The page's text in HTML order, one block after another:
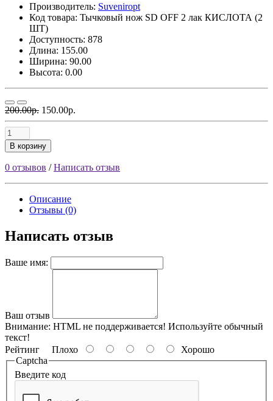
Производитель: Suveniropt
Код товара: Тычковый нож SD OFF 2 лак КИСЛОТА (2
ШТ)
Доступность: 878
Длина: 155.00
Ширина: 90.00
Высота: 0.00
200.00р. 150.00р.
В корзину
0 отзывов /Написать отзыв
Описание
Отзывы (0)
Написать отзыв
Ваше имя:
Ваш отзыв
Внимание: HTML не поддерживается! Используйте обычный
текст!
Рейтинг Плохо
Хорошо
Captcha
Введите код